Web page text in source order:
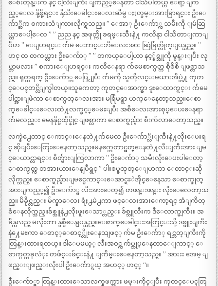
ေစ်းတုန္းက နင္ ငါ့လီးျကီး ျကည့္ေနတာ ငါသိပါတယ္ဟ ေရာ့ ျက
ည့္ေလ နို့စို့ရင္း နို့သီးေခါင္းေလးဆီမွ ႏႈတ္ခမ္းအားခြာရင္း ဦးေ
က်ာ္ဆီက စကားသံျကားလိုက္ရသည္။ ” ေအာ္ ဦးေက်ာ္က သမီးကို ျမဴဆြ
ယ္တာေပါ့ေလ ” ” ညည နင္ အဖုတ္ကို ခရမ္းသီးနဲ႔ ကလိနာ ငါသိတာျကာျ
ပီဟ ” ေျပာရင္း က်မ ေဘာင္းဘီေလးအား ဆြဲခ်ြတ္လိုက္ျပန္သည္။ ”
ဟင္ တ တကယ္လား ဦးေက်ာ္ ” ” တကယ္ေပါ့ဟာ နင့္ခ်စ္သူကို မွန္းျပီး လု
ပ္တာမလား ” စကားေျပာရင္း ကလိေနရာ က်မေစာက္ပတ္က စိုစိစိ ျဖစ္လာသ
ည္။ ရုတ္တရက္ ဦးေက်ာ္က ေပြ႕ျပီး က်မကို သူတို့လင္းမယားအိပ္တဲ႔ ကုတ
င္ေပၚတင္လိျက္ပါတယ္။သူကေတာ့ ကုတင္ေအာက္မွာ ဒူးေထာက္ရင္း က်မေ
ပါင္အားျဖဲကာ ေစာက္ပတ္ေလးအား မရြံမရွာ ယက္ေနေတာ့သည္။ေစာ
က္ေခါင္းေလးထဲ႔လက္နွင့္ေမႊျပီး အစိေလးအားစုပ္ေပးေနရာ
က်မလည္း မေနနိုင္မထိုင္နိုင္ ျဖစ္လာကာ ေစာက္ရည္မ်ား စီးက်လာေတာ့သည္။
လက္နဲ႕ေတာင္ ေကာင္းေနတဲ႔က်မေလ ဦးေက်ာ္လီးျကီးနဲ႔လိုးေပးရ
င္ ဆိုျပီးေတြးေနေတာ့သည္။မနက္ကေတာင္မွတ္ေနတဲ႔လီးျကီးအား ျမ
င္ေယာင္လာရင္း စိတ္မ်ားျကြလာကာ ” ဦးေက်ာ္ သမီးလိုးေပးပါေတာ့
ေစာက္ပတ္က တအားယားေနျပီရွင္ ” ပါးစပ္မွထုတ္ေျပာကာ ေတာင္းဆို
လိုက္သည္။ ေစာက္ရည္မ်ားျမင္မေကာင္းေအာင္ရႊဲအိုင္ေနေသာ ေစာက္ဖုတ္
အားျကည့္၍ ဦးေက်ာ္မွ လီးအားေတ့၍ တဖန္းဖန္း လိုးေလေတာ့သ
ည္။ မိခိုင္လည္း မ်က္နာေလး ရံႈ႕မဲ႕ကာ ဖင္ေလးအားေကာ့ရင္ အံျကိတ္
ခံေနလိုက္သည္။ခ်စ္သူနဲ႕လိုးဖူးေသာ္လည္း ခ်စ္သူလီးက ဒီေလာက္မျကီး။ အ
ခ်ိန္ကလည္ မလိုးတာ နွစ္ခ်ီေနျပန္သည္။ေစာက္ေခါင္းအတြင္းသို့ ဒစ္ဖူးျကီး
နဲ႔ေမႊကာ ေစာင့္ေစာင့္လိုးေနသျဖင့္ က်မ ဦးေက်ာ္ ရင္ဘတ္ျကီးကို
တြန္းထားရတယ္။ ဒါေပမယ့္ လီးအဝင္က က်ပ္ထုပ္ေနတာေျကာင့္ ေ
စာက္ပတ္တခုလံုး တဖ်င္းဖ်င္းနဲ႔ ျကိမ္းေနေတာ့သည္။ ” အားးး အေမ့ ျ
ဖည္းျဖည္းလိုးပါ ဦးေက်ာ္ရယ္ အဟင့္ ဟင့္ “။
ဦးေက်ာ္မွာ တြန္းထားေသာလက္နွဖက္အား ဖမ္းကိုင္ျပီး ကုတင္ေပၚတြ